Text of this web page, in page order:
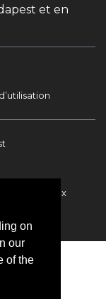
on
our
of the
et en
internationaux